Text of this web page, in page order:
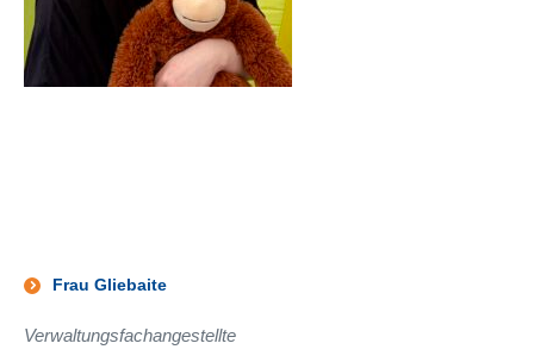
Frau Gliebaite
Verwaltungsfachangestellte